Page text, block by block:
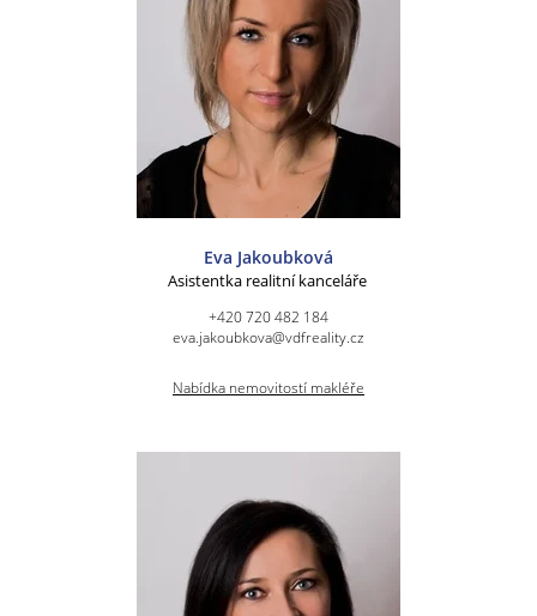
Eva Jakoubková
Asistentka realitní kanceláře
+420 720 482 184
eva.jakoubkova@vdfreality.cz
Nabídka nemovitostí makléře